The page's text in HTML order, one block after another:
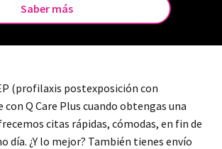
Saber más
(profilaxis postexposición con
conQ Care Plus cuando obtengas una
citas rápidas, cómodas, en fin de
día. ¿Y lo mejor? También tienes envío